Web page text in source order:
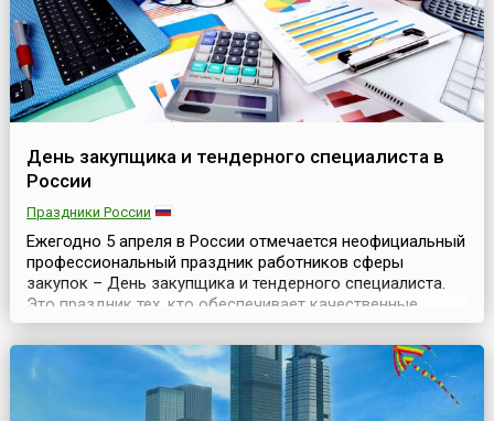
День закупщика и тендерного специалиста в
России
Праздники России
Ежегодно 5 апреля в России отмечается неофициальный
профессиональный праздник работников сферы
закупок – День закупщика и тендерного специалиста.
Это праздник тех, кто обеспечивает качественные
поставки необходимых материалов, оборудования и
услуг для различных отраслей и сфер
деятельности.Дата выбрана в связи с тем, что в этот
день в 2013 году был подписан профильный
Федеральный закон № 44-ФЗ...